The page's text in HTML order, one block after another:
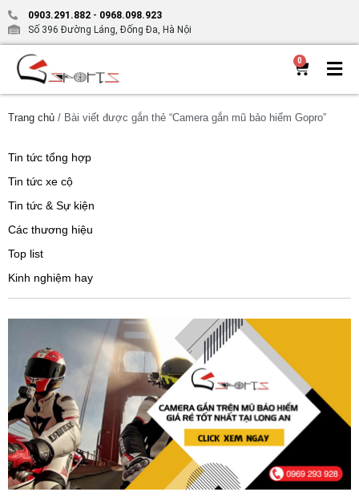
0903.291.882 - 0968.098.923
Số 396 Đường Láng, Đống Đa, Hà Nội
0
Trang chủ / Bài viết được gắn thẻ “Camera gắn mũ bảo hiểm Gopro”
Tin tức tổng hợp
Tin tức xe cộ
Tin tức & Sự kiện
Các thương hiệu
Top list
Kinh nghiệm hay